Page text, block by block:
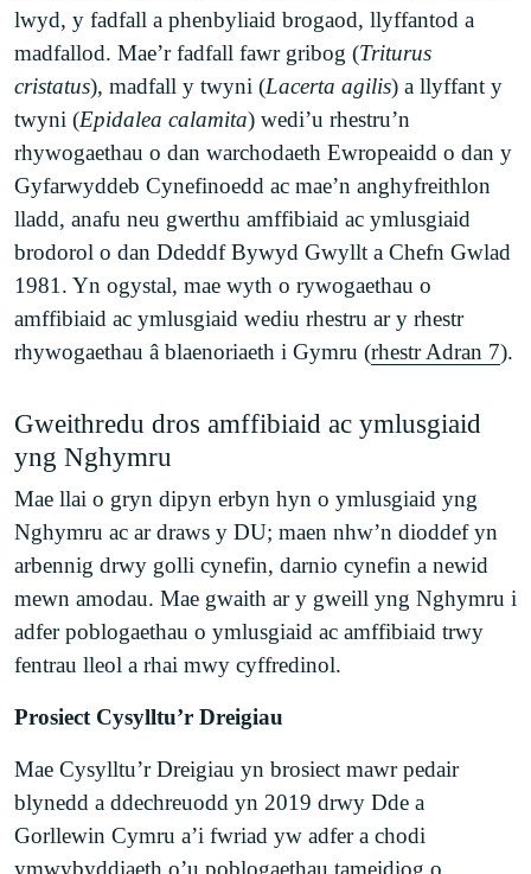
lwyd, y fadfall a phenbyliaid brogaod, llyffantod a
madfallod. Mae’r fadfall fawr gribog (Triturus
cristatus), madfall y twyni (Lacerta agilis) a llyffant y
twyni (Epidalea calamita) wedi’u rhestru’n
rhywogaethau o dan warchodaeth Ewropeaidd o dan y
Gyfarwyddeb Cynefinoedd ac mae’n anghyfreithlon
lladd, anafu neu gwerthu amffibiaid ac ymlusgiaid
brodorol o dan Ddeddf Bywyd Gwyllt a Chefn Gwlad
1981. Yn ogystal, mae wyth o rywogaethau o
amffibiaid ac ymlusgiaid wediu rhestru ar y rhestr
rhywogaethau â blaenoriaeth i Gymru (rhestr Adran 7).
Gweithredu dros amffibiaid ac ymlusgiaid
yng Nghymru
Mae llai o gryn dipyn erbyn hyn o ymlusgiaid yng
Nghymru ac ar draws y DU; maen nhw’n dioddef yn
arbennig drwy golli cynefin, darnio cynefin a newid
mewn amodau. Mae gwaith ar y gweill yng Nghymru i
adfer poblogaethau o ymlusgiaid ac amffibiaid trwy
fentrau lleol a rhai mwy cyffredinol.
Prosiect Cysylltu’r Dreigiau
Mae Cysylltu’r Dreigiau yn brosiect mawr pedair
blynedd a ddechreuodd yn 2019 drwy Dde a
Gorllewin Cymru a’i fwriad yw adfer a chodi
ymwybyddiaeth o’u poblogaethau tameidiog o